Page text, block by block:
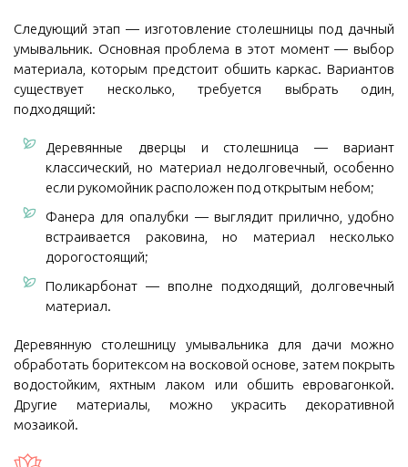
Следующий этап — изготовление столешницы под дачный
умывальник. Основная проблема в этот момент — выбор
материала, которым предстоит обшить каркас. Вариантов
существует несколько, требуется выбрать один,
подходящий:
Деревянные дверцы и столешница — вариант
классический, но материал недолговечный, особенно
если рукомойник расположен под открытым небом;
Фанера для опалубки — выглядит прилично, удобно
встраивается раковина, но материал несколько
дорогостоящий;
Поликарбонат — вполне подходящий, долговечный
материал.
Деревянную столешницу умывальника для дачи можно
обработать боритексом на восковой основе, затем покрыть
водостойким, яхтным лаком или обшить евровагонкой.
Другие материалы, можно украсить декоративной
мозаикой.